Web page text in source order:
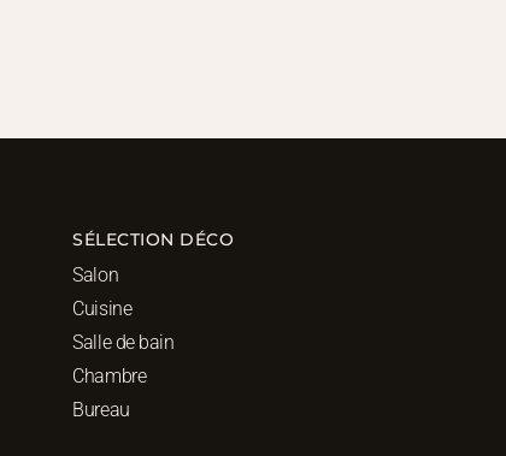
SÉLECTION DÉCO
Salon
Cuisine
Salle de bain
Chambre
Bureau